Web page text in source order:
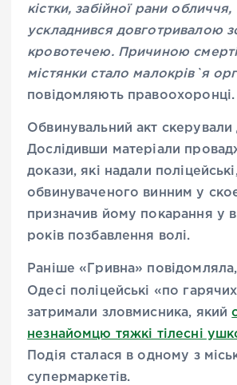
кістки, забійної рани обличчя,
ускладнився довготривалою
кровотечею. Причиною смерті
містянки стало малокрів`я
повідомляють правоохоронці.
Обвинувальний акт скерували
Дослідивши матеріали
докази, які надали
обвинуваченого винним у
призначив йому покарання у
років позбавлення волі.
Раніше «Гривна»
Одесі поліцейські «по
затримали зловмисника, який
незнайомцю тяжкі тілесні
Подія сталася в одному з
супермаркетів.